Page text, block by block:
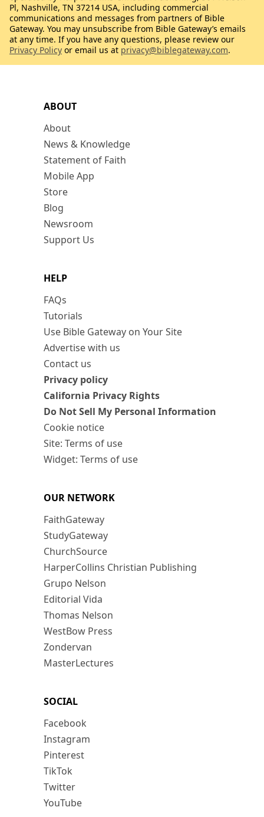
ABOUT
About
News & Knowledge
Statement of Faith
Mobile App
Store
Blog
Newsroom
Support Us
HELP
FAQs
Tutorials
Use Bible Gateway on Your Site
Advertise with us
Contact us
Privacy policy
California Privacy Rights
Do Not Sell My Personal Information
Cookie notice
Site: Terms of use
Widget: Terms of use
OUR NETWORK
FaithGateway
StudyGateway
ChurchSource
HarperCollins Christian Publishing
Grupo Nelson
Editorial Vida
Thomas Nelson
WestBow Press
Zondervan
MasterLectures
SOCIAL
Facebook
Instagram
Pinterest
TikTok
Twitter
YouTube
Pl, Nashville, TN 37214 USA, including commercial
communications and messages from partners of Bible
Gateway. You may unsubscribe from Bible Gateway’s emails
at any time. If you have any questions, please review our
Privacy Policy or email us at privacy@biblegateway.com.